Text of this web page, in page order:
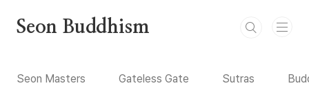
Seon Buddhism
Seon Masters Gateless Gate Sutras